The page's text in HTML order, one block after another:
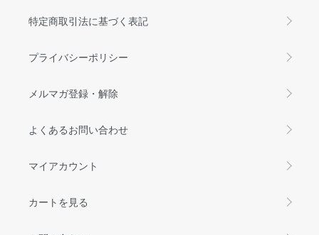
特定商取引法に基づく表記
プライバシーポリシー
メルマガ登録・解除
よくあるお問い合わせ
マイアカウント
カートを見る